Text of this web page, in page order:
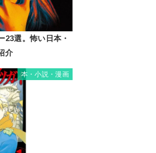
23選。怖い日本・
介
本・小説・漫画